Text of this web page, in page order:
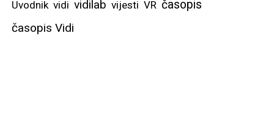
Uvodnik vidi vidilab vijesti VR časopis
časopis Vidi